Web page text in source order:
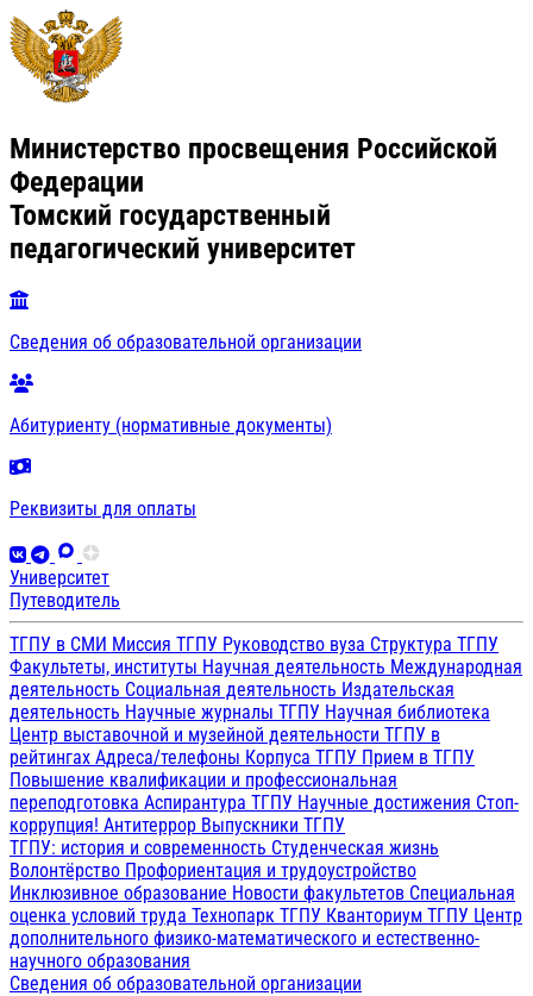
Министерство просвещения Российской
Федерации
Томский государственный
педагогический университет
Сведения об образовательной организации
Абитуриенту (нормативные документы)
Реквизиты для оплаты
Университет
Путеводитель
ТГПУ в СМИ Миссия ТГПУ Руководство вуза Структура ТГПУ
Факультеты, институты Научная деятельность Международная
деятельность Социальная деятельность Издательская
деятельность Научные журналы ТГПУ Научная библиотека
Центр выставочной и музейной деятельности ТГПУ в
рейтингах Адреса/телефоны Корпуса ТГПУ Прием в ТГПУ
Повышение квалификации и профессиональная
переподготовка Аспирантура ТГПУ Научные достижения Стоп-
коррупция! Антитеррор Выпускники ТГПУ
ТГПУ: история и современность Студенческая жизнь
Волонтёрство Профориентация и трудоустройство
Инклюзивное образование Новости факультетов Специальная
оценка условий труда Технопарк ТГПУ Кванториум ТГПУ Центр
дополнительного физико-математического и естественно-
научного образования
Сведения об образовательной организации